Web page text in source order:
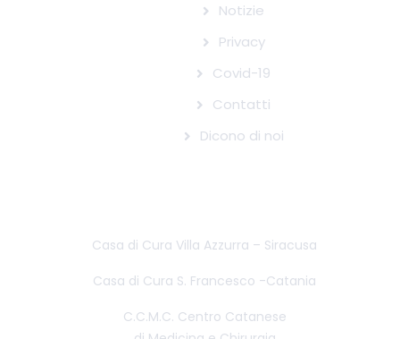
Notizie
Privacy
Covid-19
Contatti
Dicono di noi
Casa di Cura Villa Azzurra – Siracusa
Casa di Cura S. Francesco -Catania
C.C.M.C. Centro Catanese